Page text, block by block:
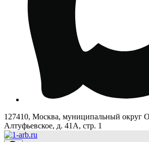
127410, Москва, муниципальный округ
Алтуфьевское, д. 41А, стр. 1